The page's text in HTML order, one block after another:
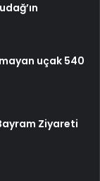
uçak 540
Ziyareti